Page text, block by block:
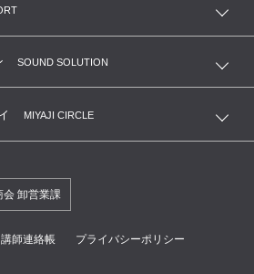
SOUND SOLUTION
MIYAJI CIRCLE
卸営業課
講師連絡帳 プライバシーポリシー